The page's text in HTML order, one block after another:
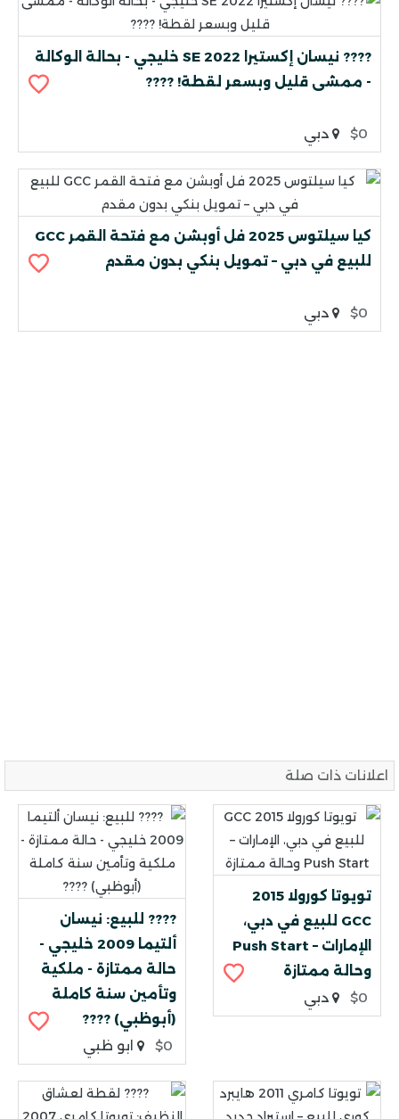
???? نيسان إكستيرا 2022 SE خليجي - بحالة الوكالة
- ممشى قليل وبسعر لقطة! ????
$0 دبي
كيا سيلتوس 2025 فل أوبشن مع فتحة القمر GCC
للبيع في دبي – تمويل بنكي بدون مقدم
$0 دبي
اعلانات ذات صلة
تويوتا كورولا 2015
GCC للبيع في دبي،
الإمارات – Push Start
وحالة ممتازة
$0
دبي
???? للبيع: نيسان
ألتيما 2009 خليجي -
حالة ممتازة - ملكية
وتأمين سنة كاملة
(أبوظبي) ????
$0
ابو ظبي